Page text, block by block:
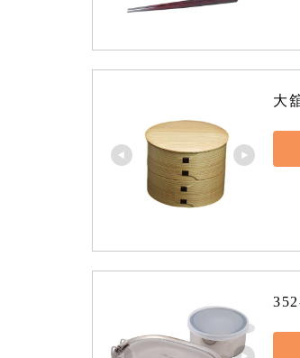
大